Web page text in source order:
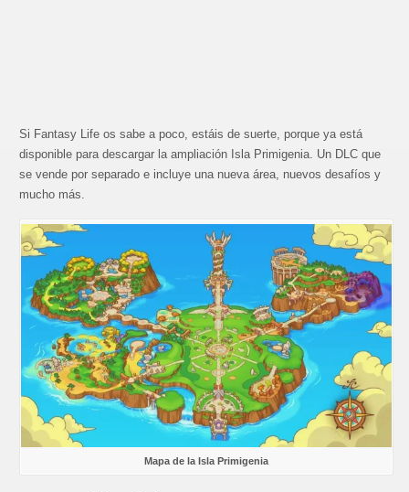
Si Fantasy Life os sabe a poco, estáis de suerte, porque ya está
disponible para descargar la ampliación Isla Primigenia. Un DLC que
se vende por separado e incluye una nueva área, nuevos desafíos y
mucho más.
Mapa de la Isla Primigenia